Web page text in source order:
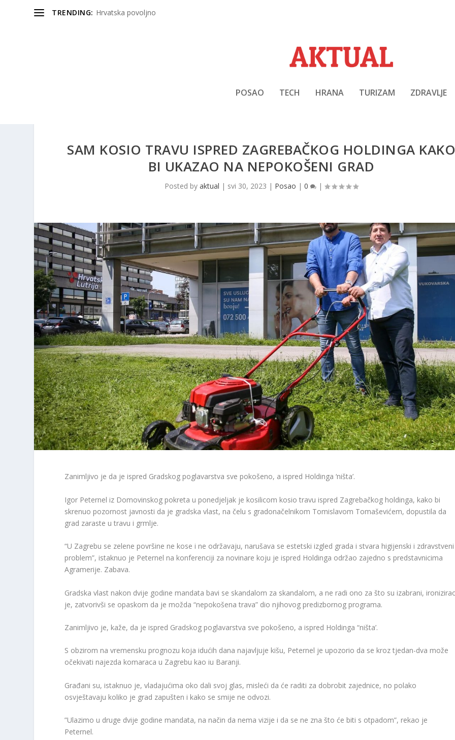
TRENDING: Hrvatska povoljno
POSAO TECH HRANA TURIZAM ZDRAVLJE
SAM KOSIO TRAVU ISPRED ZAGREBAČKOG HOLDINGA
BI UKAZAO NA NEPOKOŠENI GRAD
Posted byaktual | svi 30, 2023 | Posao |0 |
Zanimljivo je da je ispred Gradskog poglavarstva sve pokošeno, a ispred Holdinga ‘ništa’.
Igor Peternel iz Domovinskog pokreta u ponedjeljak je kosilicom kosio travu ispred Zagrebačkog holdinga, kako bi
skrenuo pozornost javnosti da je gradska vlast, na čelu s gradonačelnikom Tomislavom Tomaševićem, dopustila da
grad zaraste u travu i grmlje.
“U Zagrebu se zelene površine ne kose i ne održavaju, narušava se estetski izgled grada i stvara higijenski i zdravstveni
problem”, istaknuo je Peternel na konferenciji za novinare koju je ispred Holdinga održao zajedno s predstavnicima
Agramerije. Zabava.
Gradska vlast nakon dvije godine mandata bavi se skandalom za skandalom, a ne radi ono za što su izabrani,
je, zatvorivši se opaskom da je možda “nepokošena trava” dio njihovog predizbornog programa.
Zanimljivo je, kaže, da je ispred Gradskog poglavarstva sve pokošeno, a ispred Holdinga “ništa’.
S obzirom na vremensku prognozu koja idućih dana najavljuje kišu, Peternel je upozorio da se kroz tjedan-dva može
očekivati ​​najezda komaraca u Zagrebu kao iu Baranji.
Građani su, istaknuo je, vladajućima oko dali svoj glas, misleći da će raditi za dobrobit zajednice, no polako
osvještavaju koliko je grad zapušten i kako se smije ne odvozi.
”Ulazimo u druge dvije godine mandata, na način da nema vizije i da se ne zna što će biti s otpadom”, rekao je
Peternel.